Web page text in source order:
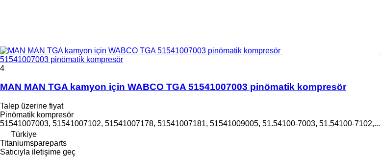
51541007003 pinömatik kompresör
4
MAN MAN TGA kamyon için WABCO TGA 51541007003 pinömatik kompresör
Talep üzerine fiyat
Pinömatik kompresör
51541007003, 51541007102, 51541007178, 51541007181, 51541009005, 51.54100-7003, 51.54100-7102,...
Türkiye
Titaniumspareparts
Satıcıyla iletişime geç